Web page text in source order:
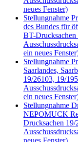
neues Fenster)
Stellungnahme
des Bundes für
BT-
ein neues
Stellungnahme
Saarlandes,
19/26103, 19/
ein neues
Stellungnahme
NEPOMUCK
Drucksachen
neues Fenster)